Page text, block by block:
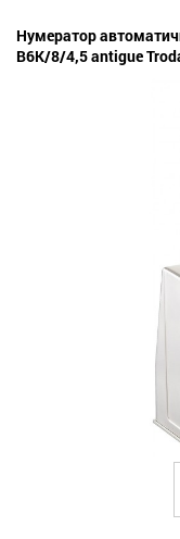
Нумератор
В6К/8/4,5 antigue